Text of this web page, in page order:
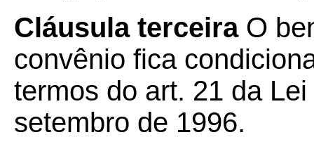
Cláusula terceira O
convênio fica
termos do art. 21 da
setembro de 1996.